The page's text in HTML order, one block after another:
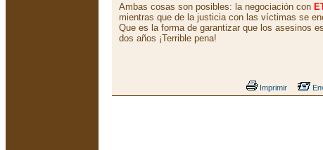
Ambas cosas son posibles: la negociación con
mientras que de la justicia con las víctimas se
Que es la forma de garantizar que los asesinos
dos años ¡Terrible pena!
Imprimir